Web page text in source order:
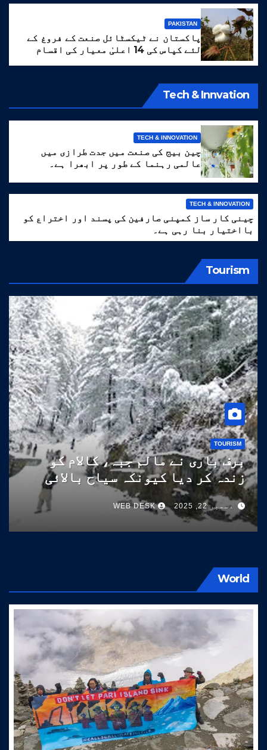
PAKISTAN
پاکستان نے ٹیکسٹائل صنعت کے فروغ کے
لئے کپاس کی 14 اعلیٰ معیار کی اقسام
Tech & Innvation
TECH & INNOVATION
چین بیج کی صنعت میں جدت طرازی میں
عالمی رہنما کے طور پر ابھرا ہے۔
TECH & INNOVATION
چینی کار ساز کمپنی صارفین کی پسند اور اختراع کو
بااختیار بنا رہی ہے۔
Tourism
TOURISM
برف باری نے مالم جبہ، کالام کو
زندہ کر دیا کیونکہ سیاح بالائی
سوات کی طرف آتے ہیں
دسمبر 22, 2025 WEB DESK
World